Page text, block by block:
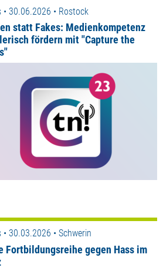
• 30.06.2026 • Rostock
statt Fakes: Medienkompetenz
fördern mit "Capture the
• 30.03.2026 • Schwerin
Fortbildungsreihe gegen Hass im